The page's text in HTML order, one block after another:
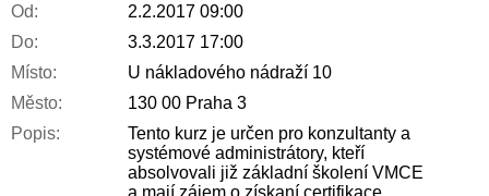
Od:
2.2.2017 09:00
Do:
3.3.2017 17:00
Místo:
U nákladového nádraží 10
Město:
130 00 Praha 3
Popis:
Tento kurz je určen pro konzultanty a
systémové administrátory, kteří
absolvovali již základní školení VMCE
a mají zájem o získaní certifikace